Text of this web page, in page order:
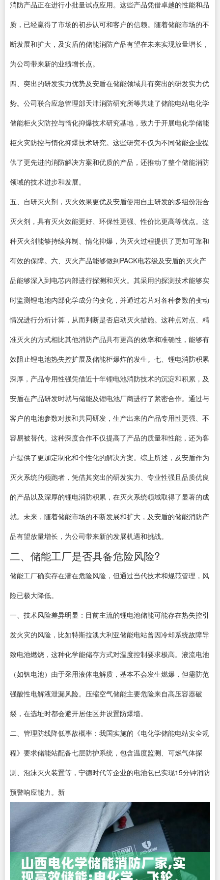
消防产品正在进行小批量试点应用。这些产品凭借卓越的性能和品
质，已经赢得了市场的初步认可和客户的信赖。随着储能市场的不
断发展和扩大，及安盾的储能消防产品有望在未来实现放量增长，
为公司带来新的业绩增长点。
四、突出的研发实力优势及安盾在储能领域具有突出的研发实力优
势。公司联合应急管理部天津消防研究所等共建了储能电站电化学
储能柜火灾防控与惰化抑爆技术研究基地，致力于开展电化学储能
柜火灾防控与惰化抑爆技术研究。这些研究不仅为不同储能企业提
供了更先进的消防解决方案和优质的产品，还推动了整个储能消防
领域的技术进步和发展。
五、自研灭火剂，灭火效果更优及安盾使用自主研发的多组份混合
灭火剂，具有灭火效能更好、环保性更强、性价比更高等优点。这
种灭火剂能够持续抑制、惰化抑爆，为灭火过程提供了更加可靠和
有效的保障。六、灭火产品能够做到PACK电芯级及安盾的灭火产
品能够深入到电芯内部进行探测和灭火。其采用的探测技术能够实
时监测锂电池内部化学成分的变化，并通过芯片对各种参数的变动
情况进行分析计算，从而判断是否启动灭火措施。这种点对点、精
准灭火的方式相比其他消防产品具有更高的效率和准确性，能够有
效阻止锂电池热失控扩展及储能柜爆炸的发生。七、锂电消防积累
深厚，产品专用性强凭借近十年锂电池消防技术的沉淀和积累，及
安盾在产品研发时就与储能及锂电池厂商进行了紧密合作。通过与
客户的电池参数对接和共同研发，生产出来的产品专用性更强、不
容易被替代。这种深度合作不仅提高了产品的质量和性能，还为客
户提供了更加定制化和个性化的解决方案。综上所述，及安盾作为
灭火系统的领跑者，凭借其突出的研发实力、专业性强且品质优良
的产品以及深厚的锂电消防积累，在灭火系统领域取得了显著的成
就。未来，随着储能市场的不断发展和扩大，及安盾的储能消防产
品有望放量增长，为公司带来新的发展机遇和挑战。
二、储能工厂是否具备危险风险?
储能工厂确实存在潜在危险风险，但通过当代技术和规范管理，风
险已极大降低。
一、技术风险差异明显：目前主流的锂电池储能可能存在热失控引
发火灾的风险，比如特斯拉澳大利亚储能电站曾因冷却系统故障导
致电池燃烧，这种化学能储存方式对温度控制要求极高。液流电池
（如钒电池）由于采用液体电解质，基本不会发生燃爆，但需防范
强酸性电解液泄漏风险。压缩空气储能主要危险来自高压容器破
裂，在选址时都会避开居住区并设置防爆墙。
二、管理防线降低事故概率：我国实施的《电化学储能电站安全规
程》要求储能站配备七层防护系统，包含温度监测、可燃气体探
测、泡沫灭火装置等，宁德时代等企业的电池包已实现15分钟消防
预警响应能力。新